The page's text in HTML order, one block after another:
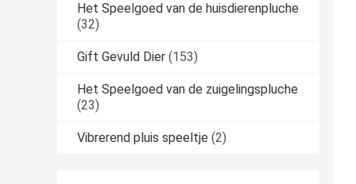
Het Speelgoed van de huisdierenpluche
(32)
Gift Gevuld Dier (153)
Het Speelgoed van de zuigelingspluche
(23)
Vibrerend pluis speeltje (2)